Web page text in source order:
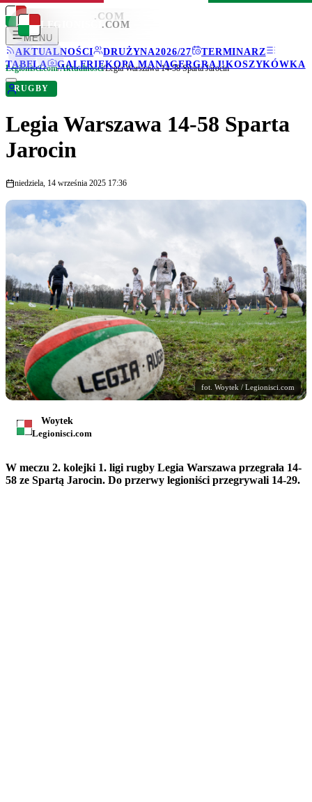
LEGIONISCI .COM
MENU
AKTUALNOŚCI
DRUŻYNA2026/27
TERMINARZ
TABELA
GALERIEKOPA MANAGERGRAJ!KOSZYKÓWKA
LEGIONISCI .COM
Legionisci.com/Aktualności/Legia Warszawa 14-58 Sparta Jarocin
RUGBY
Legia Warszawa 14-58 Sparta
Jarocin
niedziela, 14 września 2025 17:36
fot. Woytek / Legionisci.com
Woytek
Legionisci.com
W meczu 2. kolejki 1. ligi rugby Legia Warszawa przegrała 14-
58 ze Spartą Jarocin. Do przerwy legioniści przegrywali 14-29.